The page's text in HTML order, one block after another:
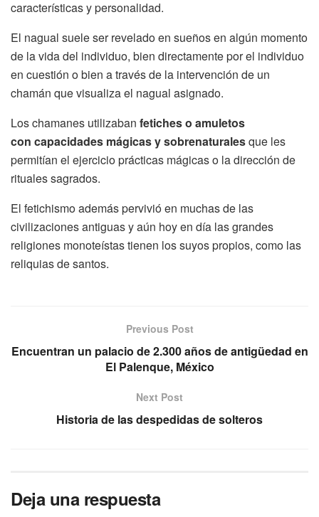
características y personalidad.
El nagual suele ser revelado en sueños en algún momento
de la vida del individuo, bien directamente por el individuo
en cuestión o bien a través de la intervención de un
chamán que visualiza el nagual asignado.
Los chamanes utilizaban fetiches o amuletos
con capacidades mágicas y sobrenaturalesque les
permitían el ejercicio prácticas mágicas o la dirección de
rituales sagrados.
El fetichismo además pervivió en muchas de las
civilizaciones antiguas y aún hoy en día las grandes
religiones monoteístas tienen los suyos propios, como las
reliquias de santos.
Previous Post
Encuentran un palacio de 2.300 años de antigüedad en
El Palenque, México
Next Post
Historia de las despedidas de solteros
Deja una respuesta